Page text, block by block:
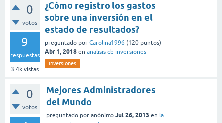
0
votos
9
respuestas
3.4k vistas
¿Cómo registro los gastos
sobre una inversión en el
estado de resultados?
preguntado por Carolina1996 (120 puntos)
Abr 1, 2018 en analisis de inversiones
inversiones
0
votos
Mejores Administradores
del Mundo
preguntado por anónimo Jul 26, 2013 en la